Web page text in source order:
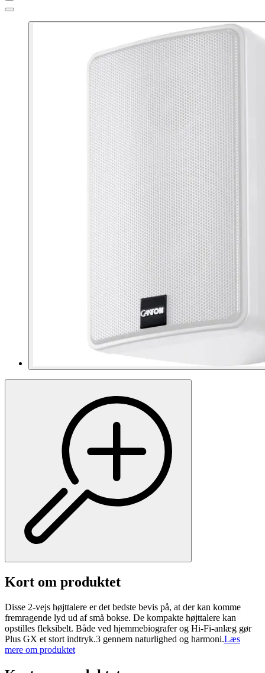
Kort om produktet
Disse 2-vejs højttalere er det bedste bevis på, at der kan komme
fremragende lyd ud af små bokse. De kompakte højttalere kan
opstilles fleksibelt. Både ved hjemmebiografer og Hi-Fi-anlæg gør
Plus GX et stort indtryk.3 gennem naturlighed og harmoni.Læs
mere om produktet